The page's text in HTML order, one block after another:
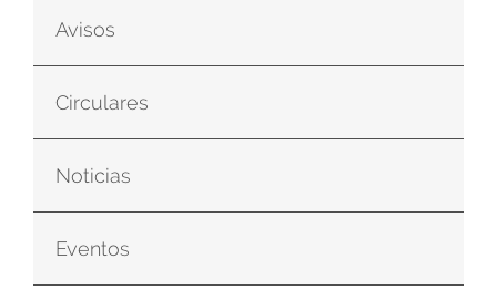
Avisos
Circulares
Noticias
Eventos